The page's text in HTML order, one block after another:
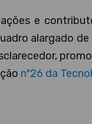
e
alargado
nº26 da